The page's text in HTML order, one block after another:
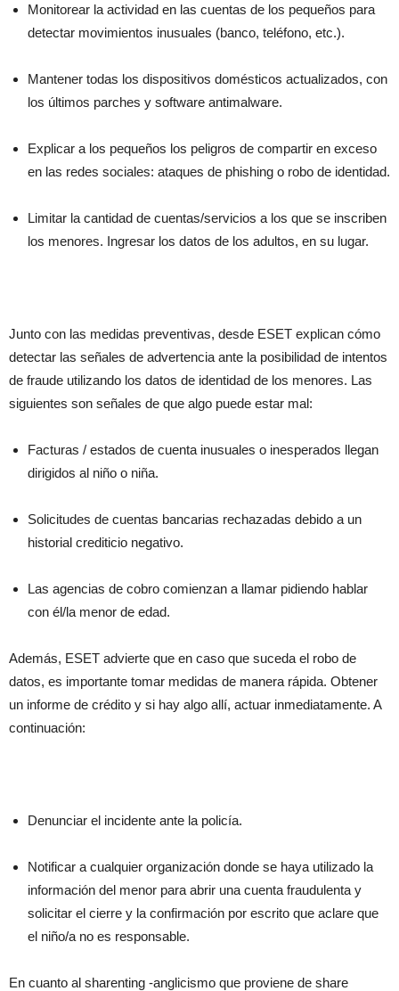
Monitorear la actividad en las cuentas de los pequeños para
detectar movimientos inusuales (banco, teléfono, etc.).
Mantener todas los dispositivos domésticos actualizados, con
los últimos parches y software antimalware.
Explicar a los pequeños los peligros de compartir en exceso
en las redes sociales: ataques de phishing o robo de identidad.
Limitar la cantidad de cuentas/servicios a los que se inscriben
los menores. Ingresar los datos de los adultos, en su lugar.
Junto con las medidas preventivas, desde ESET explican cómo
detectar las señales de advertencia ante la posibilidad de intentos
de fraude utilizando los datos de identidad de los menores. Las
siguientes son señales de que algo puede estar mal:
Facturas / estados de cuenta inusuales o inesperados llegan
dirigidos al niño o niña.
Solicitudes de cuentas bancarias rechazadas debido a un
historial crediticio negativo.
Las agencias de cobro comienzan a llamar pidiendo hablar
con él/la menor de edad.
Además, ESET advierte que en caso que suceda el robo de
datos, es importante tomar medidas de manera rápida. Obtener
un informe de crédito y si hay algo allí, actuar inmediatamente. A
continuación:
Denunciar el incidente ante la policía.
Notificar a cualquier organización donde se haya utilizado la
información del menor para abrir una cuenta fraudulenta y
solicitar el cierre y la confirmación por escrito que aclare que
el niño/a no es responsable.
En cuanto al sharenting -anglicismo que proviene de share